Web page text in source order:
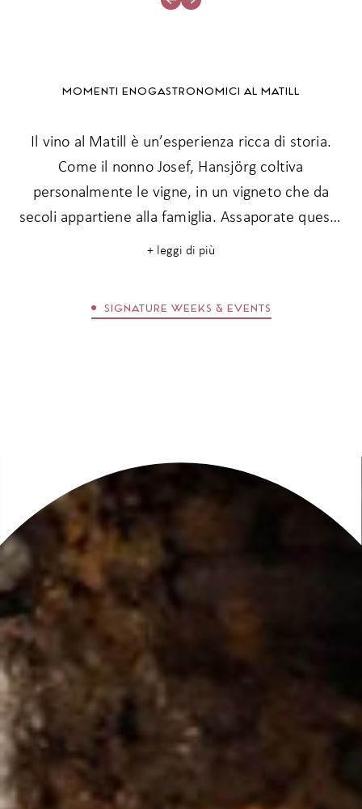
MOMENTI ENOGASTRONOMICI AL MATILL
Il vino al Matill è un’esperienza ricca di storia.
Come il nonno Josef, Hansjörg coltiva
personalmente le vigne, in un vigneto che da
secoli appartiene alla famiglia. Assaporate questa
passione nel corso delle degustazioni nella
+ leggi di più
SIGNATURE WEEKS & EVENTS